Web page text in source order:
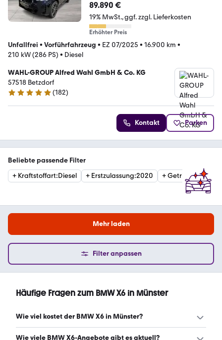
89.890 €
19% MwSt. ggf. zzgl. Lieferkosten
Erhöhter Preis
Unfallfrei • Vorführfahrzeug • EZ 07/2025 • 16.900 km •
210 kW (286 PS) • Diesel
WAHL-GROUP Alfred Wahl GmbH & Co. KG
57518 Betzdorf
5 Sterne
(182)
Kontakt Parken
Beliebte passende Filter
+ Kraftstoffart:Diesel + Erstzulassung:2020 +Getriebe:
Mehr laden
Filter anpassen
Häufige Fragen zum BMW X6 in Münster
Wie viel kostet der BMW X6 in Münster?
Ein guter Preis für einen BMW X6 in Münster liegt zwischen
Wie viele BMW X6-Angebote gibt es aktuell?